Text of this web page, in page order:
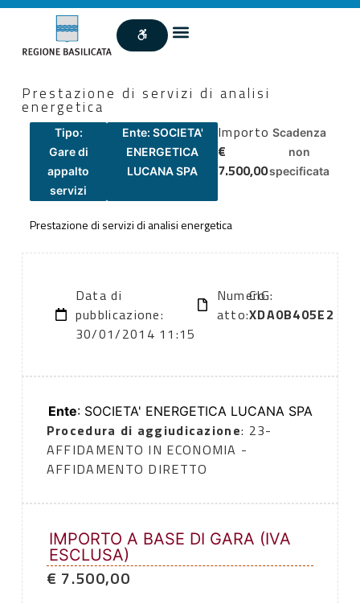
Prestazione di servizi di analisi
energetica
Tipo:
Gare di
appalto
servizi
Ente: SOCIETA'
ENERGETICA
LUCANA SPA
Importo
€
7.500,00
Scadenza
non
specificata
Prestazione di servizi di analisi energetica
Data di
pubblicazione:
30/01/2014 11:15
Numero
atto:
CIG:
XDA0B405E2
Ente: SOCIETA' ENERGETICA LUCANA SPA
Procedura di aggiudicazione: 23-
AFFIDAMENTO IN ECONOMIA -
AFFIDAMENTO DIRETTO
IMPORTO A BASE DI GARA (IVA
ESCLUSA)
€ 7.500,00